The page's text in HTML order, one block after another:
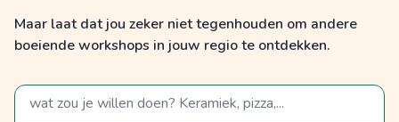
Maar laat dat jou zeker niet tegenhouden om andere
boeiende workshops in jouw regio te ontdekken.
zoek op een term